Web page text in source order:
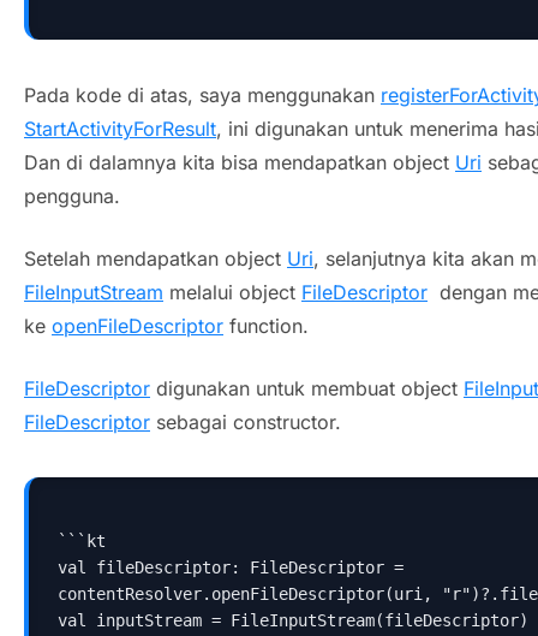
Pada kode di atas, saya menggunakan
StartActivityForResult, ini digunakan untuk menerima
Dan di dalamnya kita bisa mendapatkan object Uri
pengguna.
Setelah mendapatkan object Uri, selanjutnya kita akan
FileInputStream melalui object FileDescriptor dengan
ke openFileDescriptor function.
FileDescriptor digunakan untuk membuat object
FileDescriptor sebagai constructor.
```kt
val fileDescriptor: FileDescriptor =
contentResolver.openFileDescriptor(uri,
val inputStream = FileInputStream(fileDescriptor)